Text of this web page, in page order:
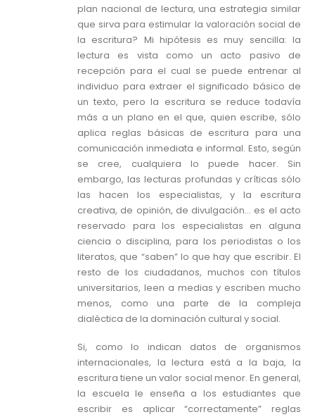
plan nacional de lectura, una estrategia similar
que sirva para estimular la valoración social de
la escritura? Mi hipótesis es muy sencilla: la
lectura es vista como un acto pasivo de
recepción para el cual se puede entrenar al
individuo para extraer el significado básico de
un texto, pero la escritura se reduce todavía
más a un plano en el que, quien escribe, sólo
aplica reglas básicas de escritura para una
comunicación inmediata e informal. Esto, según
se cree, cualquiera lo puede hacer. Sin
embargo, las lecturas profundas y críticas sólo
las hacen los especialistas, y la escritura
creativa, de opinión, de divulgación… es el acto
reservado para los especialistas en alguna
ciencia o disciplina, para los periodistas o los
literatos, que “saben” lo que hay que escribir. El
resto de los ciudadanos, muchos con títulos
universitarios, leen a medias y escriben mucho
menos, como una parte de la compleja
dialéctica de la dominación cultural y social.
Si, como lo indican datos de organismos
internacionales, la lectura está a la baja, la
escritura tiene un valor social menor. En general,
la escuela le enseña a los estudiantes que
escribir es aplicar “correctamente” reglas